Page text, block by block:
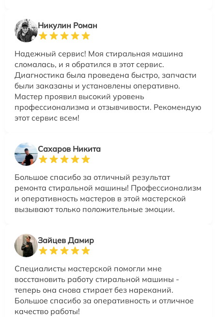
Никулин Роман
Надежный сервис! Моя стиральная машина
сломалась, и я обратился в этот сервис.
Диагностика была проведена быстро, запчасти
были заказаны и установлены оперативно.
Мастер проявил высокий уровень
профессионализма и отзывчивости. Рекомендую
этот сервис всем!
Сахаров Никита
Большое спасибо за отличный результат
ремонта стиральной машины! Профессионализм
и оперативность мастеров в этой мастерской
вызывают только положительные эмоции.
Зайцев Дамир
Специалисты мастерской помогли мне
восстановить работу стиральной машины -
теперь она снова стирает без нареканий.
Большое спасибо за оперативность и отличное
качество работы!